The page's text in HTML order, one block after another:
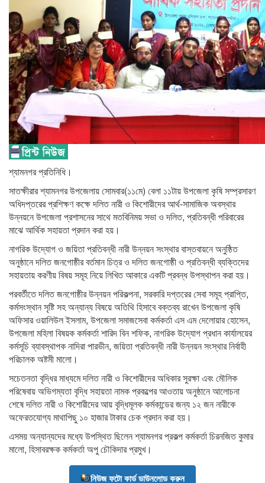
শ্যামনগর প্রতিনিধি।
সাতক্ষীরার শ্যামনগর উপজেলায় সোমবার(১১মে) বেলা ১১টায় উপজেলা কৃষি সম্প্রসারণ
অধিদপ্তরের প্রশিক্ষণ কক্ষে দলিত নারী ও কিশোরীদের আর্থ-সামাজিক অবস্থার
উন্নয়নে উপজেলা প্রশাসনের সাথে মতবিনিময় সভা ও দলিত, প্রতিবন্ধী পরিবারের
মাঝে আর্থিক সহায়তা প্রদান করা হয়।
নাগরিক উদ্যোগ ও জয়িতা প্রতিবন্ধী নারী উন্নয়ন সংস্থার বাস্তবায়নে অনুষ্ঠিত
অনুষ্ঠানে দলিত জনগোষ্ঠীর বর্তমান চিত্র ও দলিত জনগোষ্ঠী ও প্রতিবন্ধী ব্যক্তিদের
সহায়তায় করণীয় বিষয় সমূহ নিয়ে লিখিত আকারে একটি প্রবন্ধ উপস্থাপন করা হয়।
পরবর্তীতে দলিত জনগোষ্ঠীর উন্নয়ন পরিকল্পনা, সরকারি দপ্তরের সেবা সমূহ প্রাপ্তি,
কর্মসংস্থান সৃষ্টি সহ অন্যান্য বিষয়ে অতিথি হিসাবে বক্তব্য রাখেন উপজেলা কৃষি
অফিসার ওয়ালিউল ইসলাম, উপজেলা সমাজসেবা কর্মকর্তা এস এম দেলোয়ার হোসেন,
উপজেলা মহিলা বিষয়ক কর্মকর্তা শারিদ বিন শফিক, নাগরিক উদ্যোগ প্রধান কার্যালয়ের
কর্মসূচি ব্যাবস্থাপক নাদিরা পারভীন, জয়িতা প্রতিবন্ধী নারী উন্নয়ন সংস্থার নির্বাহী
পরিচালক অষ্টমী মালো।
সচেতনতা বৃদ্ধির মাধ্যমে দলিত নারী ও কিশোরীদের অধিকার সুরক্ষা এবং মৌলিক
পরিষেবায় অভিগম্যতা বৃদ্ধি সহায়তা নামক প্রকল্পের আওতায় অনুষ্ঠানে আলোচনা
শেষে দলিত নারী ও কিশোরীদের আয় বৃদ্ধিমূলক কর্মকান্ডের জন্য ১২ জন নারীকে
অফেরতযোগ্য মাথাপিছু ১০ হাজার টাকার চেক প্রদান করা হয়।
এসময় অন্যান্যদের মধ্যে উপস্থিত ছিলেন শ্যামনগর প্রকল্প কর্মকর্তা চিরনজিত কুমার
মালো, হিসাবরক্ষক কর্মকর্তা অপু চৌকিদার প্রমুখ।
নিউজ ফটো কার্ড ডাউনলোড করুন